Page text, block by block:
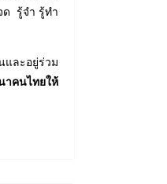
ด รู้จำ รู้ทำ
ละอยู่ร่วม
าคนไทยให้